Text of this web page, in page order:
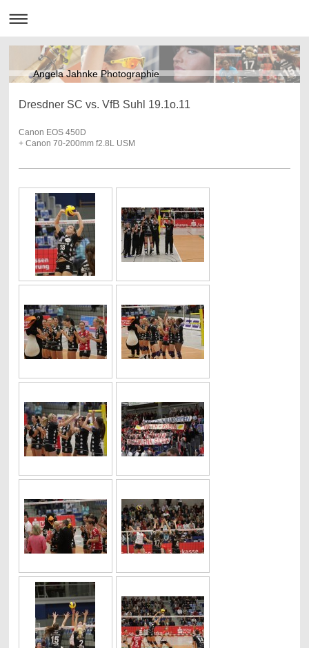
Angela Jahnke Photographie
Dresdner SC vs. VfB Suhl 19.1o.11
Canon EOS 450D
+ Canon 70-200mm f2.8L USM